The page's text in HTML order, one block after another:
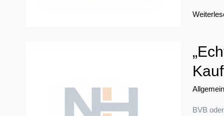
ZDK
der
Folgen
Diesel-
Gipfels
Allgemein
BVB